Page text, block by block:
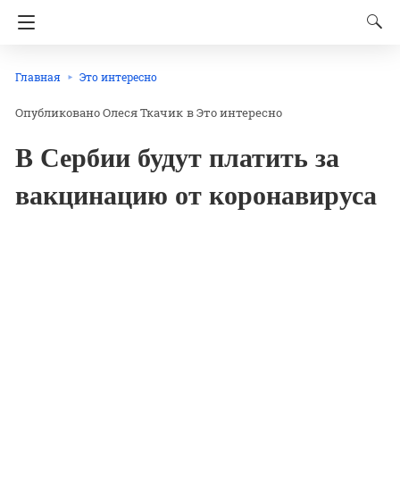
Главная Это интересно
Олеся Ткачик вЭто интересно
В Сербии будут платить за
вакцинацию от коронавируса